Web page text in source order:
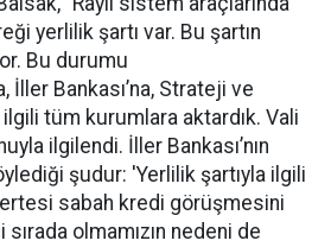
yerlilik şartı var. Bu şartın
Bu durumu
İller Bankası’na, Strateji ve
ilgili tüm kurumlara aktardık. Vali
ilgilendi. İller Bankası’nın
şudur: 'Yerlilik şartıyla ilgili
ertesi sabah kredi görüşmesini
olmamızın nedeni de